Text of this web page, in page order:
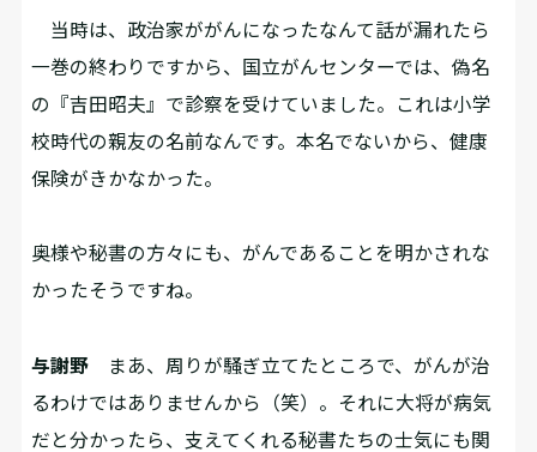
当時は、政治家ががんになったなんて話が漏れたら
一巻の終わりですから、国立がんセンターでは、偽名
の『吉田昭夫』で診察を受けていました。これは小学
校時代の親友の名前なんです。本名でないから、健康
保険がきかなかった。
――奥様や秘書の方々にも、がんであることを明かされな
かったそうですね。
与謝野 まあ、周りが騒ぎ立てたところで、がんが治
るわけではありませんから（笑）。それに大将が病気
だと分かったら、支えてくれる秘書たちの士気にも関